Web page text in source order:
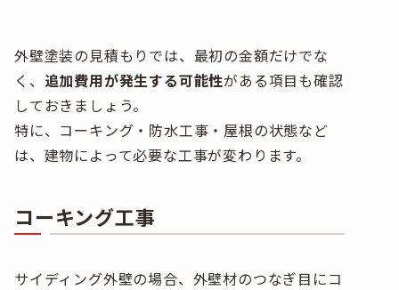
外壁塗装の見積もりでは、最初の金額だけでな
く、 追加費用が発生する可能性がある項目も確認
しておきましょう。
特に、コーキング・防水工事・屋根の状態など
は、建物によって必要な工事が変わります。
コーキング工事
サイディング外壁の場合、外壁材のつなぎ目にコ